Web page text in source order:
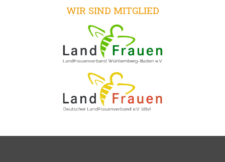
WIR SIND MITGLIED